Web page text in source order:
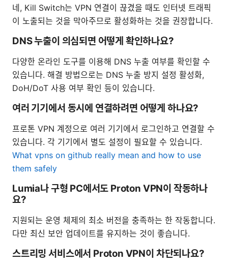
네, Kill Switch는 VPN 연결이 끊겼을 때도 인터넷 트래픽
이 노출되는 것을 막아주므로 활성화하는 것을 권장합니다.
DNS 누출이 의심되면 어떻게 확인하나요?
다양한 온라인 도구를 이용해 DNS 누출 여부를 확인할 수
있습니다. 해결 방법으로는 DNS 누출 방지 설정 활성화,
DoH/DoT 사용 여부 확인 등이 있습니다.
여러 기기에서 동시에 연결하려면 어떻게 하나요?
프로톤 VPN 계정으로 여러 기기에서 로그인하고 연결할 수
있습니다. 각 기기에서 별도 설정이 필요할 수 있습니다.
What vpns on github really mean and how to use
them safely
Lumia나 구형 PC에서도 Proton VPN이 작동하나
요?
지원되는 운영 체제의 최소 버전을 충족하는 한 작동합니다.
다만 최신 보안 업데이트를 유지하는 것이 좋습니다.
스트리밍 서비스에서 Proton VPN이 차단되나요?